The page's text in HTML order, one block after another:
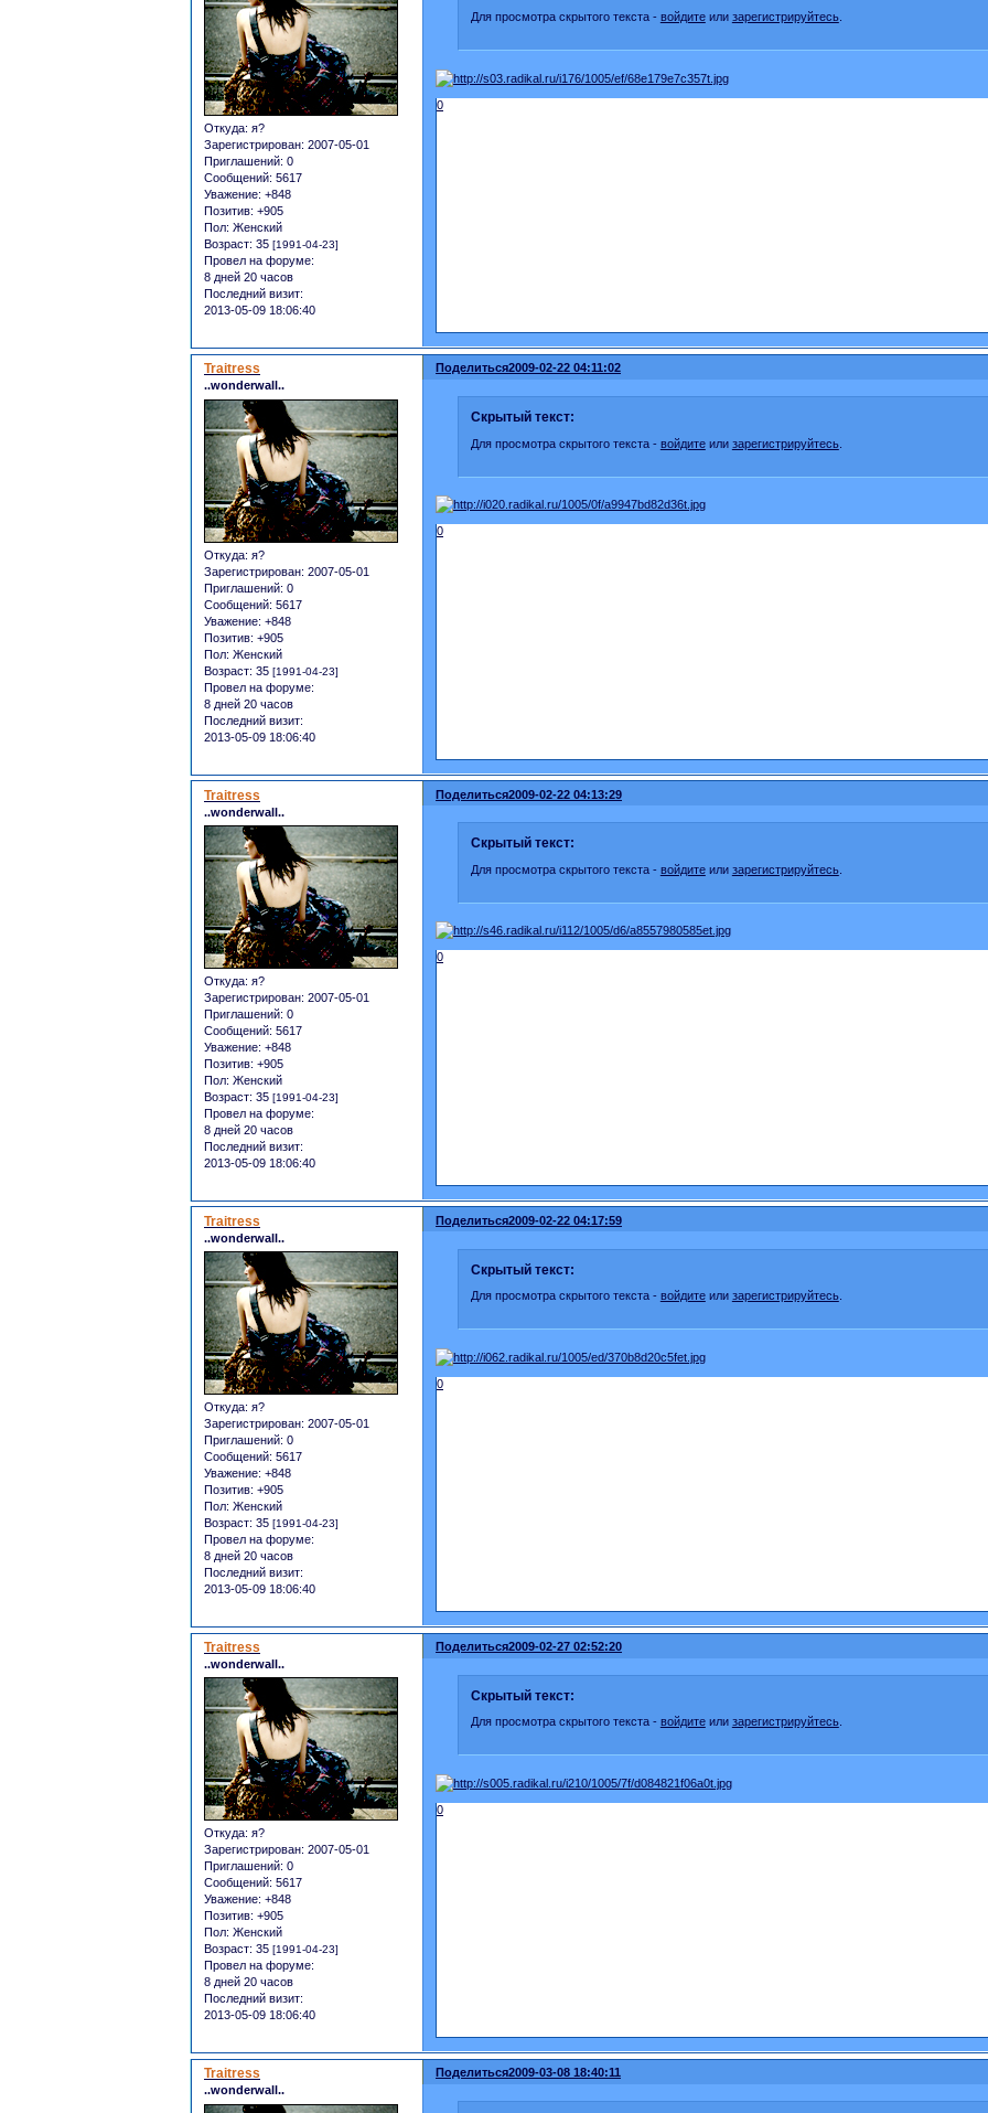
Откуда: я?
Зарегистрирован: 2007-05-01
Приглашений: 0
Сообщений: 5617
Уважение: +848
Позитив: +905
Пол: Женский
Возраст: 35 [1991-04-23]
Провел на форуме:
8 дней 20 часов
Последний визит:
2013-05-09 18:06:40
Для просмотра скрытого текста - войдитеили зарегистрируйтесь.
0
Поделиться2009-02-22 04:11:02
Traitress
..wonderwall..
Откуда: я?
Зарегистрирован: 2007-05-01
Приглашений: 0
Сообщений: 5617
Уважение: +848
Позитив: +905
Пол: Женский
Возраст: 35 [1991-04-23]
Провел на форуме:
8 дней 20 часов
Последний визит:
2013-05-09 18:06:40
Скрытый текст:
Для просмотра скрытого текста - войдитеили зарегистрируйтесь.
0
Поделиться2009-02-22 04:13:29
Traitress
..wonderwall..
Откуда: я?
Зарегистрирован: 2007-05-01
Приглашений: 0
Сообщений: 5617
Уважение: +848
Позитив: +905
Пол: Женский
Возраст: 35 [1991-04-23]
Провел на форуме:
8 дней 20 часов
Последний визит:
2013-05-09 18:06:40
Скрытый текст:
Для просмотра скрытого текста - войдитеили зарегистрируйтесь.
0
Поделиться2009-02-22 04:17:59
Traitress
..wonderwall..
Откуда: я?
Зарегистрирован: 2007-05-01
Приглашений: 0
Сообщений: 5617
Уважение: +848
Позитив: +905
Пол: Женский
Возраст: 35 [1991-04-23]
Провел на форуме:
8 дней 20 часов
Последний визит:
2013-05-09 18:06:40
Скрытый текст:
Для просмотра скрытого текста - войдитеили зарегистрируйтесь.
0
Поделиться2009-02-27 02:52:20
Traitress
..wonderwall..
Откуда: я?
Зарегистрирован: 2007-05-01
Приглашений: 0
Сообщений: 5617
Уважение: +848
Позитив: +905
Пол: Женский
Возраст: 35 [1991-04-23]
Провел на форуме:
8 дней 20 часов
Последний визит:
2013-05-09 18:06:40
Скрытый текст:
Для просмотра скрытого текста - войдитеили зарегистрируйтесь.
0
Поделиться2009-03-08 18:40:11
Traitress
..wonderwall..